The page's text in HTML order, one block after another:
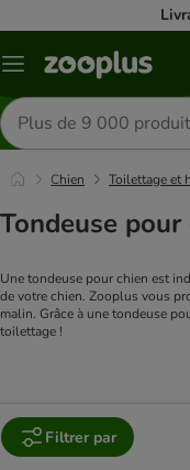
Menu
Rechercher
des
produits
Chien Toilettage et
Tondeuse pour
Une tondeuse pour chien est
de votre chien. Zooplus vous
malin. Grâce à une tondeuse
toilettage !
Filtrer par